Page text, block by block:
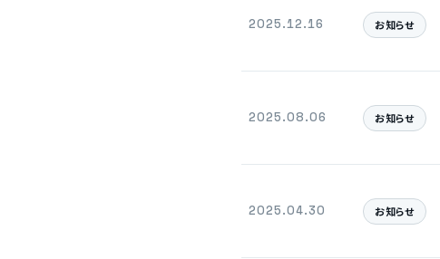
2025.12.16 お知らせ
2025.08.06 お知らせ
2025.04.30 お知らせ